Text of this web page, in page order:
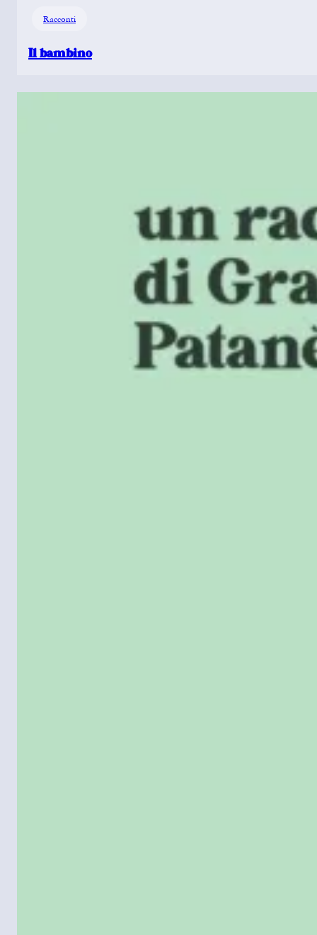
Racconti
Il bambino